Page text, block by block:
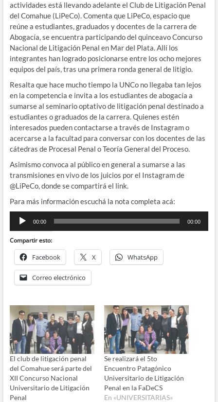
actividades está llevando adelante el Club de Litigación Penal
del Comahue (LiPeCo).Comenta que LiPeCo, espacio que
reúne a estudiantes, graduados y docentes de la carrera de
Abogacía, se encuentra participando del quinceavo Concurso
Nacional de Litigación Penal en Mar del Plata. Allí los
integrantes han logrado posicionarse entre los ocho mejores
equipos del país, tras una primera ronda general de litigio.
Resalta que hace mucho tiempo la UNCo no llegaba tan lejos
en la competencia e invita a los estudiantes de abogacía a
sumarse al seminario optativo de litigación penal destinado a
estudiantes o graduados de la carrera. Quienes estén
interesados pueden contactarse a través de Instagram o
acercarse a la facultad para conversar con los docentes de las
cátedras de Procesal Penal o Teoría General del Proceso.
Asimismo convoca al público en general a sumarse a las
transmisiones en vivo de los juicios por el Instagram de
@LiPeCo, donde se compartirá el link.
Para más información escuchá la nota completa acá:
Reproductor
audio
00:00 00:00
Compartir esto:
Facebook X WhatsApp
Correo electrónico
El club de litigación penal
del Comahue será parte del
XII Concurso Nacional
Universitario de Litigación
Penal
Se realizará el 5to
Encuentro Patagónico
Universitario de Litigación
Penal en la FaDeCS
En «UNIVERSITARIAS»